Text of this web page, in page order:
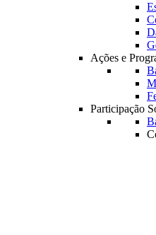
Ações e
Participação